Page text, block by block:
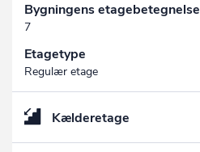
Bygningens etagebetegnelse
7
Etagetype
Regulær etage
Kælderetage